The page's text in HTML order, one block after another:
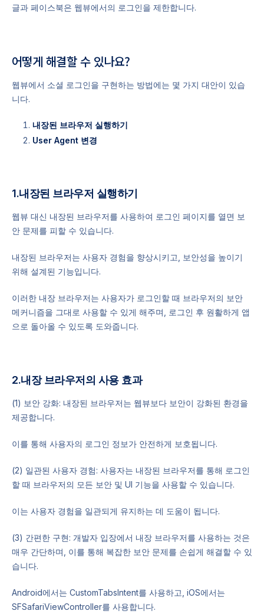
글과 페이스북은 웹뷰에서의 로그인을 제한합니다.
어떻게 해결할 수 있나요?
웹뷰에서 소셜 로그인을 구현하는 방법에는 몇 가지 대안이 있습
니다.
내장된 브라우저 실행하기
User Agent 변경
1.내장된 브라우저 실행하기
웹뷰 대신 내장된 브라우저를 사용하여 로그인 페이지를 열면 보
안 문제를 피할 수 있습니다.
내장된 브라우저는 사용자 경험을 향상시키고, 보안성을 높이기
위해 설계된 기능입니다.
이러한 내장 브라우저는 사용자가 로그인할 때 브라우저의 보안
메커니즘을 그대로 사용할 수 있게 해주며, 로그인 후 원활하게 앱
으로 돌아올 수 있도록 도와줍니다.
2.내장 브라우저의 사용 효과
(1) 보안 강화: 내장된 브라우저는 웹뷰보다 보안이 강화된 환경을
제공합니다.
이를 통해 사용자의 로그인 정보가 안전하게 보호됩니다.
(2) 일관된 사용자 경험: 사용자는 내장된 브라우저를 통해 로그인
할 때 브라우저의 모든 보안 및 UI 기능을 사용할 수 있습니다.
이는 사용자 경험을 일관되게 유지하는 데 도움이 됩니다.
(3) 간편한 구현: 개발자 입장에서 내장 브라우저를 사용하는 것은
매우 간단하며, 이를 통해 복잡한 보안 문제를 손쉽게 해결할 수 있
습니다.
Android에서는 CustomTabsIntent를 사용하고, iOS에서는
SFSafariViewController를 사용합니다.